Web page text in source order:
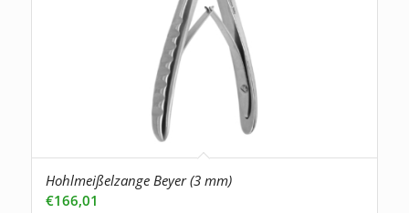
Hohlmeißelzange Beyer (3 mm)
€166,01